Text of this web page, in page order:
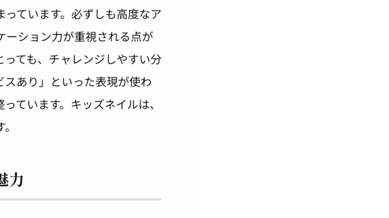
ています。必ずしも高度なア
ーション力が重視される点が
ても、チャレンジしやすい分
あり」といった表現が使わ
ています。キッズネイルは、
力